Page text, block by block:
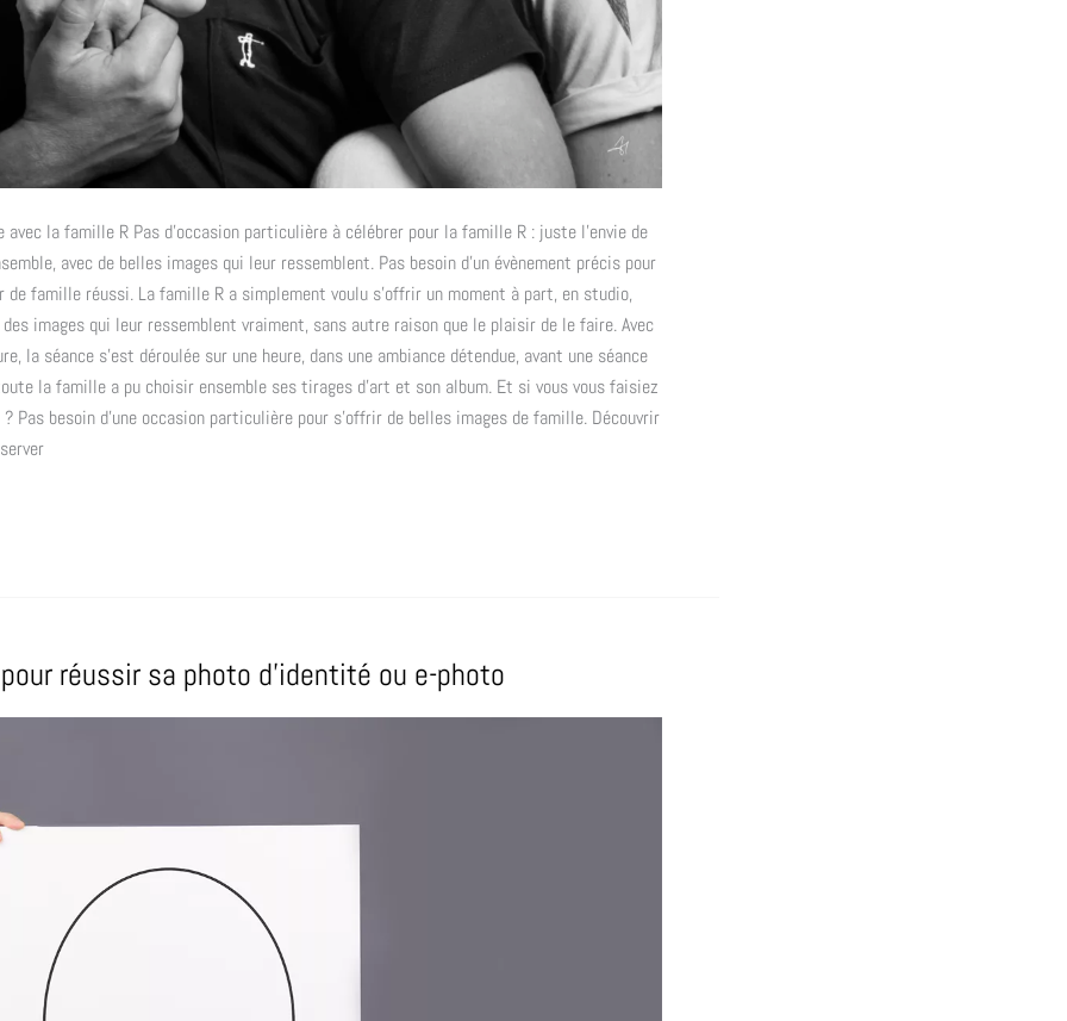
la famille R Pas d’occasion particulière à célébrer pour la famille R : juste l’envie de
avec de belles images qui leur ressemblent. Pas besoin d’un évènement précis pour
de famille réussi. La famille R a simplement voulu s’offrir un moment à part, en studio,
images qui leur ressemblent vraiment, sans autre raison que le plaisir de le faire. Avec
la séance s’est déroulée sur une heure, dans une ambiance détendue, avant une séance
la famille a pu choisir ensemble ses tirages d’art et son album. Et si vous vous faisiez
Pas besoin d’une occasion particulière pour s’offrir de belles images de famille. Découvrir
réussir sa photo d’identité ou e-photo